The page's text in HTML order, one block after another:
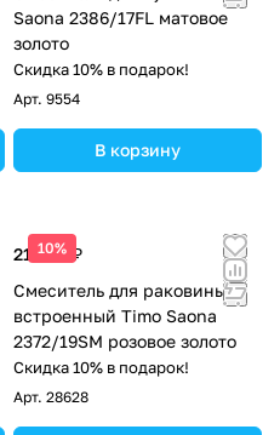
Saona 2386/17FL матовое
золото
Скидка 10% в подарок!
Арт. 9554
В корзину
10%
21 859 ₽
Смеситель для раковины
встроенный Timo Saona
2372/19SM розовое золото
Скидка 10% в подарок!
Арт. 28628